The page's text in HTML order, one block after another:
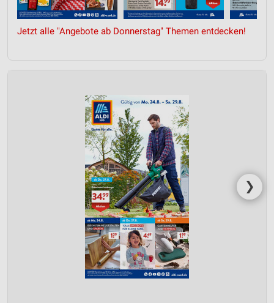
Jetzt alle "Angebote ab Donnerstag" Themen entdecken!
❯